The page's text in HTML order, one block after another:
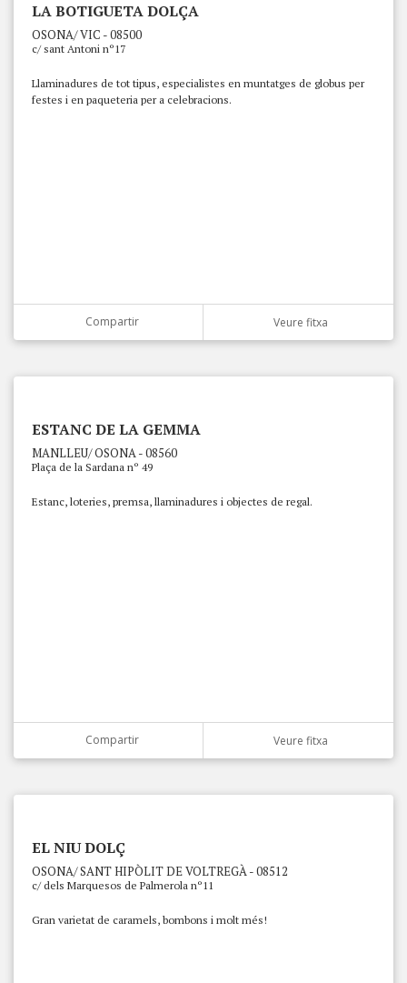
LA BOTIGUETA DOLÇA
OSONA/ VIC - 08500
c/ sant Antoni nº17
Llaminadures de tot tipus, especialistes en muntatges de globus per
festes i en paqueteria per a celebracions.
Compartir Veure fitxa
ESTANC DE LA GEMMA
MANLLEU/ OSONA - 08560
Plaça de la Sardana nº 49
Estanc, loteries, premsa, llaminadures i objectes de regal.
Compartir Veure fitxa
EL NIU DOLÇ
OSONA/ SANT HIPÒLIT DE VOLTREGÀ - 08512
c/ dels Marquesos de Palmerola nº11
Gran varietat de caramels, bombons i molt més!